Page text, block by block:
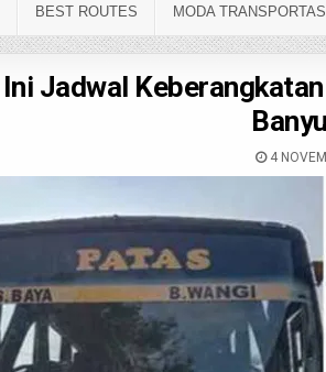
BEST ROUTES MODA TRANSPORTASI
Ini Jadwal
4